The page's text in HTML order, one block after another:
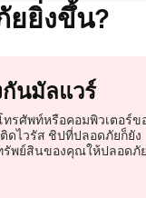
ยยิ่งขึ้น?
กันมัลแวร์
ทรศัพท์หรือคอมพิวเตอร์ข
ดไวรัส ชิปที่ปลอดภัยก็ยัง
รัพย์สินของคุณให้ปลอดภัย